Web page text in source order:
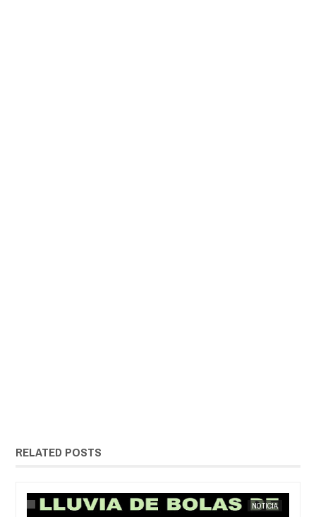
RELATED POSTS
NOTICIA AL DÍA
EXTRANOTIX MISTERIO